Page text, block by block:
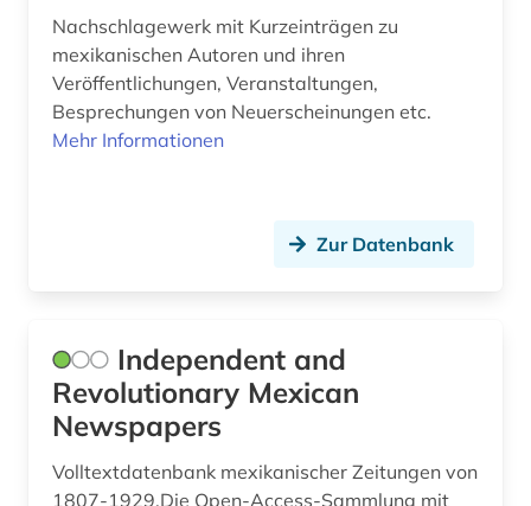
Nachschlagewerk mit Kurzeinträgen zu
mexikanischen Autoren und ihren
Veröffentlichungen, Veranstaltungen,
Besprechungen von Neuerscheinungen etc.
Mehr Informationen
Zur Datenbank
Independent and
Revolutionary Mexican
Newspapers
Volltextdatenbank mexikanischer Zeitungen von
1807-1929.Die Open-Access-Sammlung mit